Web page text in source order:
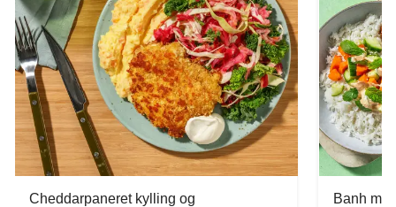
Cheddarpaneret kylling og
Banh mi-